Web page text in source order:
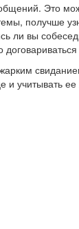
Это
получше
ли вы
учитывать